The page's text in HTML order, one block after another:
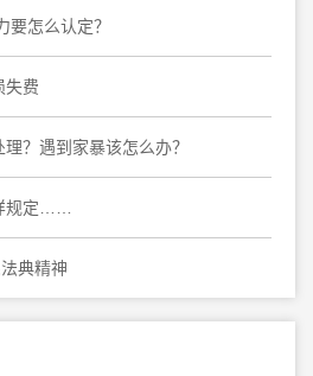
要怎么认定？
失费
？遇到家暴该怎么办？
规定……
典精神